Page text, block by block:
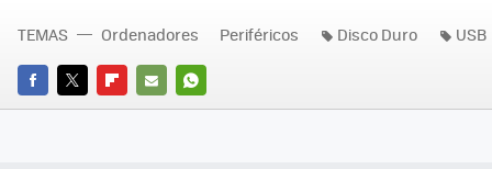
FACEBOOK
TWITTERFLIPBOARD
E-
WHATSAPP
TEMAS Ordenadores Periféricos Disco Duro USB